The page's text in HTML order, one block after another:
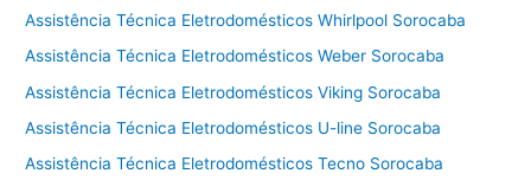
e
c
a
o
t
Assistência Técnica Eletrodomésticos Whirlpool Sorocaba
Assistência Técnica Eletrodomésticos Weber Sorocaba
Assistência Técnica Eletrodomésticos Viking Sorocaba
Assistência Técnica Eletrodomésticos U-line Sorocaba
Assistência Técnica Eletrodomésticos Tecno Sorocaba